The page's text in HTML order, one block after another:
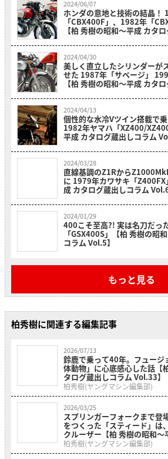
2024/06/07
ホンダの意地と技術の結晶！
「CBX400F」、1982年「
【柏 秀樹の昭和～平成 カタ
2024/04/30
美しく直立したシリンダーが
せた 1987年「サベージ」
【柏 秀樹の昭和～平成 カタ
2024/04/13
個性的な水冷Vツイン搭載で
1982年ヤマハ「XZ400/
平成 カタログ蔵出しコラム
2024/03/28
直線基調のZ1Rから
に 1979年カワサキ「
成 カタログ蔵出しコラム Vol.6
2024/01/29
400こそ至高?! 実は名刀だっ
「GSX400S」【柏 秀樹の昭
コラム Vol.5】
もっと見る
柏秀樹に関連する編集記事
2026/07/13
鈴鹿で乗って40年。フュージ
体動物」に心底感心した話【
タログ蔵出しコラム Vol.33】
柏秀樹(ヤングマシン編集部)
2026/03/25
スプリンガーフォークまで登
をつくった「スティード」は
クルーザー【柏 秀樹の昭和〜
ラム Vol.29】
柏秀樹(ヤングマシン編集部)